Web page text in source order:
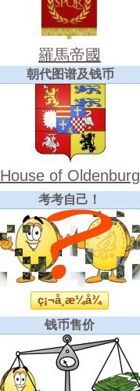
羅馬帝國
朝代图谱及钱币
House of Oldenburg
考考自己！
ç¡¬å¸æ¼å¾
钱币售价